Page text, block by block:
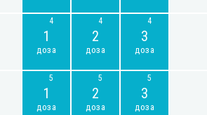
1
4
доза
2
4
доза
3
4
доза
1
5
доза
2
5
доза
3
5
доза